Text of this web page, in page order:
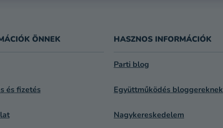
ÖNNEK
és fizetés
HASZNOS INFORMÁCIÓK
Parti blog
Együttműködés bloggereknek
Nagykereskedelem